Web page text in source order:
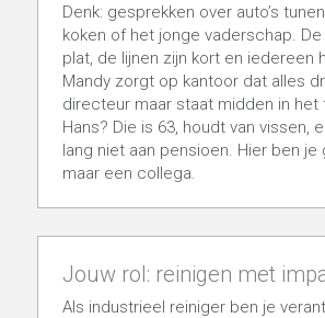
Denk: gesprekken over auto’s
koken of het jonge vaderschap.
plat, de lijnen zijn kort en iedereen
Mandy zorgt op kantoor dat alles
directeur maar staat midden in het
Hans? Die is 63, houdt van vissen,
lang niet aan pensioen. Hier ben je
maar een collega.
Jouw rol: reinigen met
Als industrieel reiniger ben je